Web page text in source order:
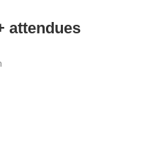
attendues